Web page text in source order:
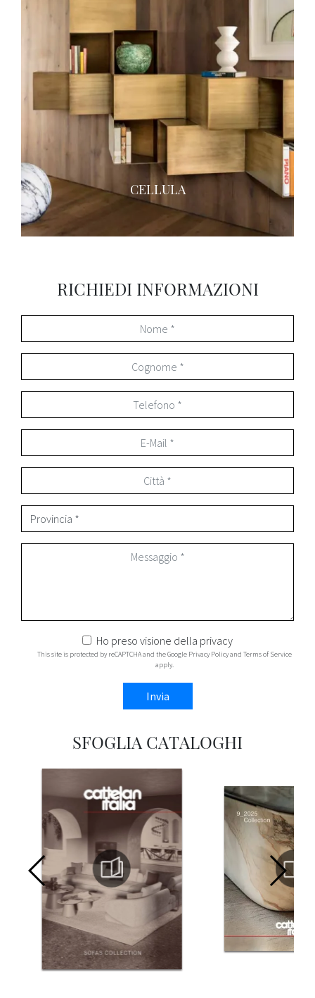
CELLULA
RICHIEDI INFORMAZIONI
Ho preso visione della privacy
This site is protected by reCAPTCHA and the Google Privacy Policyand Terms of Service
apply.
Invia
SFOGLIA CATALOGHI